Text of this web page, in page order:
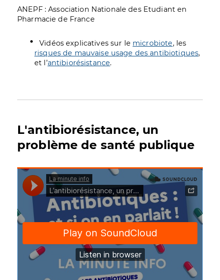
ANEPF : Association Nationale des Etudiant en
Pharmacie de France
Vidéos explicatives sur le microbiote, les
risques de mauvaise usage des antibiotiques,
et l’antibiorésistance.
L'antibiorésistance, un
problème de santé publique